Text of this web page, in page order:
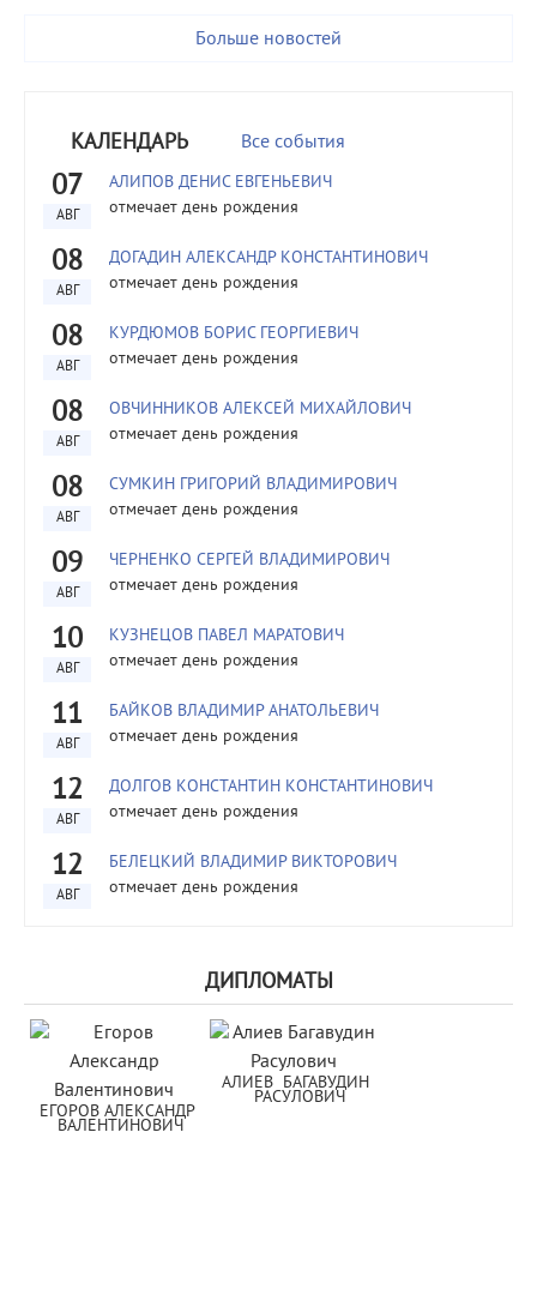
Больше новостей
КАЛЕНДАРЬ Все события
07
АВГ
АЛИПОВ ДЕНИС ЕВГЕНЬЕВИЧ
отмечает день рождения
08
АВГ
ДОГАДИН АЛЕКСАНДР КОНСТАНТИНОВИЧ
отмечает день рождения
08
АВГ
КУРДЮМОВ БОРИС ГЕОРГИЕВИЧ
отмечает день рождения
08
АВГ
ОВЧИННИКОВ АЛЕКСЕЙ МИХАЙЛОВИЧ
отмечает день рождения
08
АВГ
СУМКИН ГРИГОРИЙ ВЛАДИМИРОВИЧ
отмечает день рождения
09
АВГ
ЧЕРНЕНКО СЕРГЕЙ ВЛАДИМИРОВИЧ
отмечает день рождения
10
АВГ
КУЗНЕЦОВ ПАВЕЛ МАРАТОВИЧ
отмечает день рождения
11
АВГ
БАЙКОВ ВЛАДИМИР АНАТОЛЬЕВИЧ
отмечает день рождения
12
АВГ
ДОЛГОВ КОНСТАНТИН КОНСТАНТИНОВИЧ
отмечает день рождения
12
АВГ
БЕЛЕЦКИЙ ВЛАДИМИР ВИКТОРОВИЧ
отмечает день рождения
ДИПЛОМАТЫ
ЕГОРОВ АЛЕКСАНДР
ВАЛЕНТИНОВИЧ
АЛИЕВ  БАГАВУДИН
РАСУЛОВИЧ